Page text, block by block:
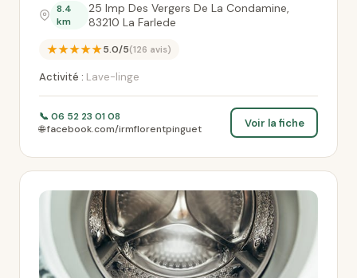
8.4
km
25 Imp Des Vergers De La Condamine,
83210 La Farlede
★★★★★5.0/5(126 avis)
Activité : Lave-linge
📞 06 52 23 01 08
🌐 facebook.com/irmflorentpinguet
Voir la fiche